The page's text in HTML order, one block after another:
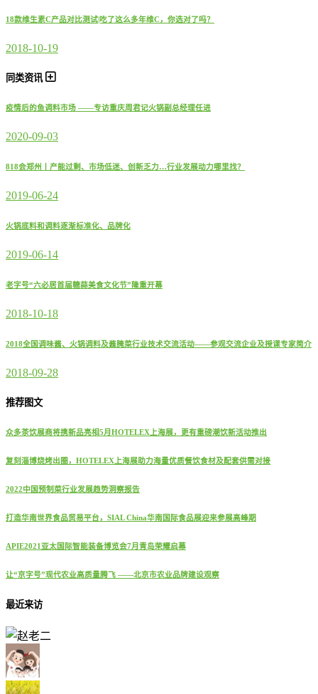
18款维生素C产品对比测试|吃了这么多年维C，你选对了吗？
2018-10-19
同类资讯
疫情后的鱼调料市场 ——专访重庆周君记火锅副总经理任进
2020-09-03
818会郑州丨产能过剩、市场低迷、创新乏力…行业发展动力哪里找？
2019-06-24
火锅底料和调料逐渐标准化、品牌化
2019-06-14
老字号“六必居首届糖蒜美食文化节”隆重开幕
2018-10-18
2018全国调味酱、火锅调料及酱腌菜行业技术交流活动——参观交流企业及授课专家简介
2018-09-28
推荐图文
众多茶饮展商将携新品亮相5月HOTELEX上海展，更有重磅潮饮新活动推出
复刻淄博烧烤出圈，HOTELEX上海展助力海量优质餐饮食材及配套供需对接
2022中国预制菜行业发展趋势洞察报告
打造华南世界食品贸易平台，SIAL China华南国际食品展迎来参展高峰期
APIE2021亚太国际智能装备博览会7月青岛荣耀启幕
让“京字号”现代农业高质量腾飞 ——北京市农业品牌建设观察
最近来访